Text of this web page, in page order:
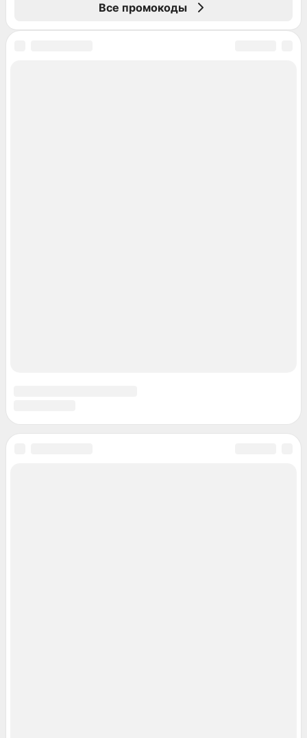
Все промокоды